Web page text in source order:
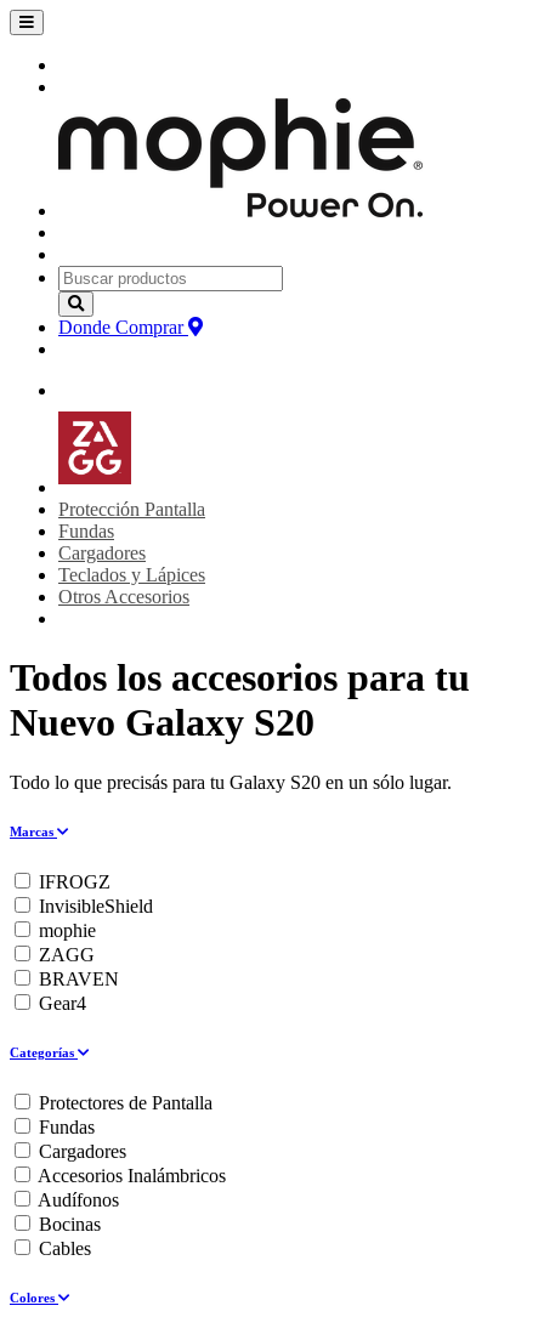
Donde Comprar
Protección Pantalla
Fundas
Cargadores
Teclados y Lápices
Otros Accesorios
Todos los accesorios para tu
Nuevo Galaxy S20
Todo lo que precisás para tu Galaxy S20 en un sólo lugar.
Marcas
IFROGZ
InvisibleShield
mophie
ZAGG
BRAVEN
Gear4
Categorías
Protectores de Pantalla
Fundas
Cargadores
Accesorios Inalámbricos
Audífonos
Bocinas
Cables
Colores